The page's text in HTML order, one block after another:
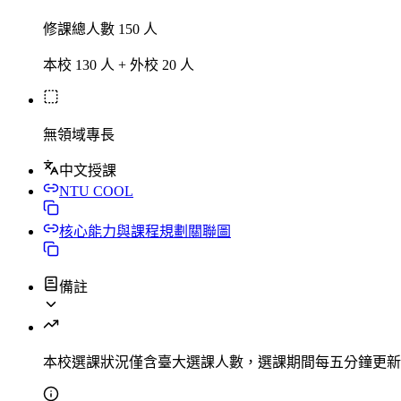
修課總人數 150 人
本校 130 人 + 外校 20 人
無領域專長
中文授課
NTU COOL
核心能力與課程規劃關聯圖
備註
本校選課狀況僅含臺大選課人數，選課期間每五分鐘更